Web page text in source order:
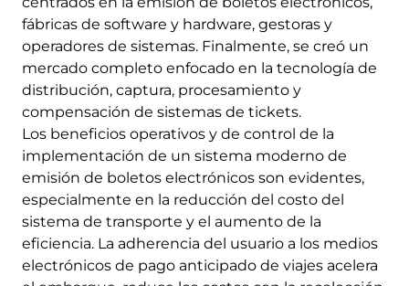
fábricas de software y hardware, gestoras y
operadores de sistemas. Finalmente, se creó un
mercado completo enfocado en la tecnología de
distribución, captura, procesamiento y
compensación de sistemas de tickets.
Los beneficios operativos y de control de la
implementación de un sistema moderno de
emisión de boletos electrónicos son evidentes,
especialmente en la reducción del costo del
sistema de transporte y el aumento de la
eficiencia. La adherencia del usuario a los medios
electrónicos de pago anticipado de viajes acelera